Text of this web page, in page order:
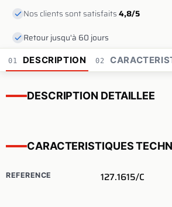
Nos clients sont satisfaits4,8/5
Retour jusqu'à 60 jours
01 DESCRIPTION 02
DESCRIPTION DETAILLEE
CARACTERISTIQUES
REFERENCE 127.1615/C